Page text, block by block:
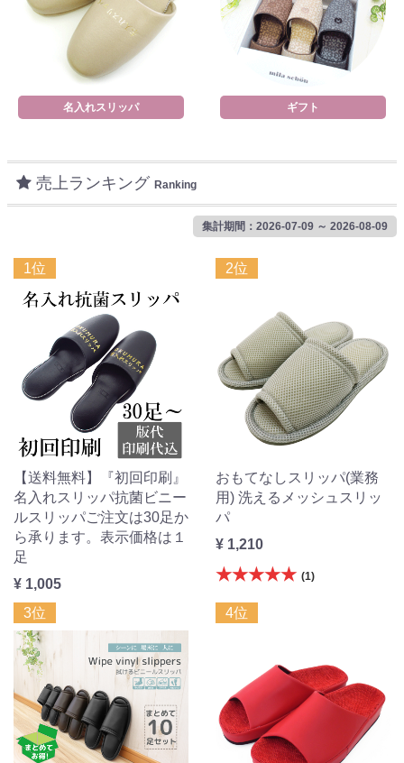
名入れスリッパ ギフト
売上ランキング Ranking
集計期間：2026-07-09 ～ 2026-08-09
1位
【送料無料】『初回印刷』
名入れスリッパ抗菌ビニー
ルスリッパご注文は30足か
ら承ります。表示価格は１
足
¥ 1,005
2位
おもてなしスリッパ(業務
用) 洗えるメッシュスリッ
パ
¥ 1,210
★★★★★ (1)
3位 4位